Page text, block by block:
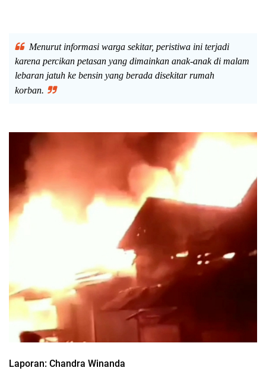
Menurut informasi warga sekitar, peristiwa ini terjadi
karena percikan petasan yang dimainkan anak-anak di malam
lebaran jatuh ke bensin yang berada disekitar rumah
korban.
Laporan: Chandra Winanda